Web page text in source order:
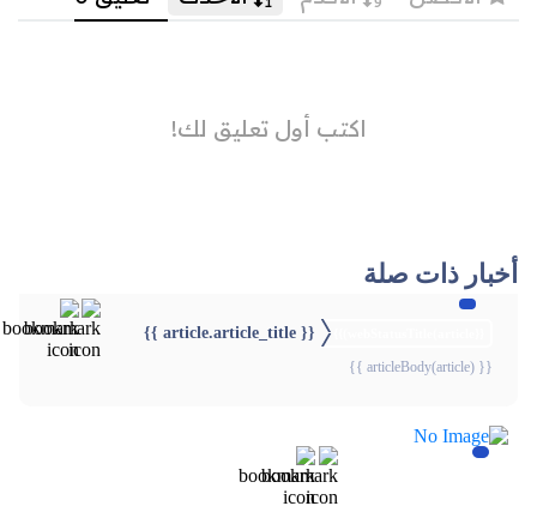
أخبار ذات صلة
{{ article.article_title }}
{{ articleBody(article) }}